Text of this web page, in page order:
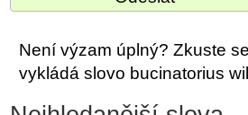
Není výzam úplný? Zkuste
vykládá slovo bucinatorius